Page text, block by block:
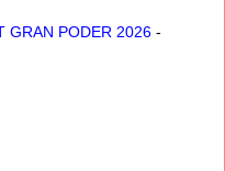
GRAN PODER 2026 -